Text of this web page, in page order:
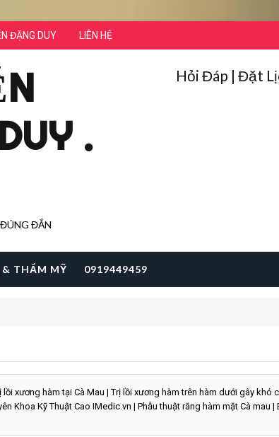
ĐẶNG DUY LIÊN HỆ
.
ĐẮN
Hỏi Đáp | Đặt
THẨM MỸ 0919449459
lồi xương hàm tại Cà Mau | Trị lồi xương hàm trên hàm dưới gây khó
Khoa Kỹ Thuật Cao IMedic.vn | Phẫu thuật răng hàm mặt Cà mau